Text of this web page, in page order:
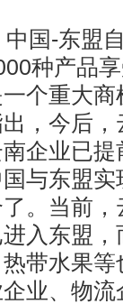
国-东盟
种产品
个重大
，今后
企业已
与东盟
。当前
入东盟
带水果
业、物